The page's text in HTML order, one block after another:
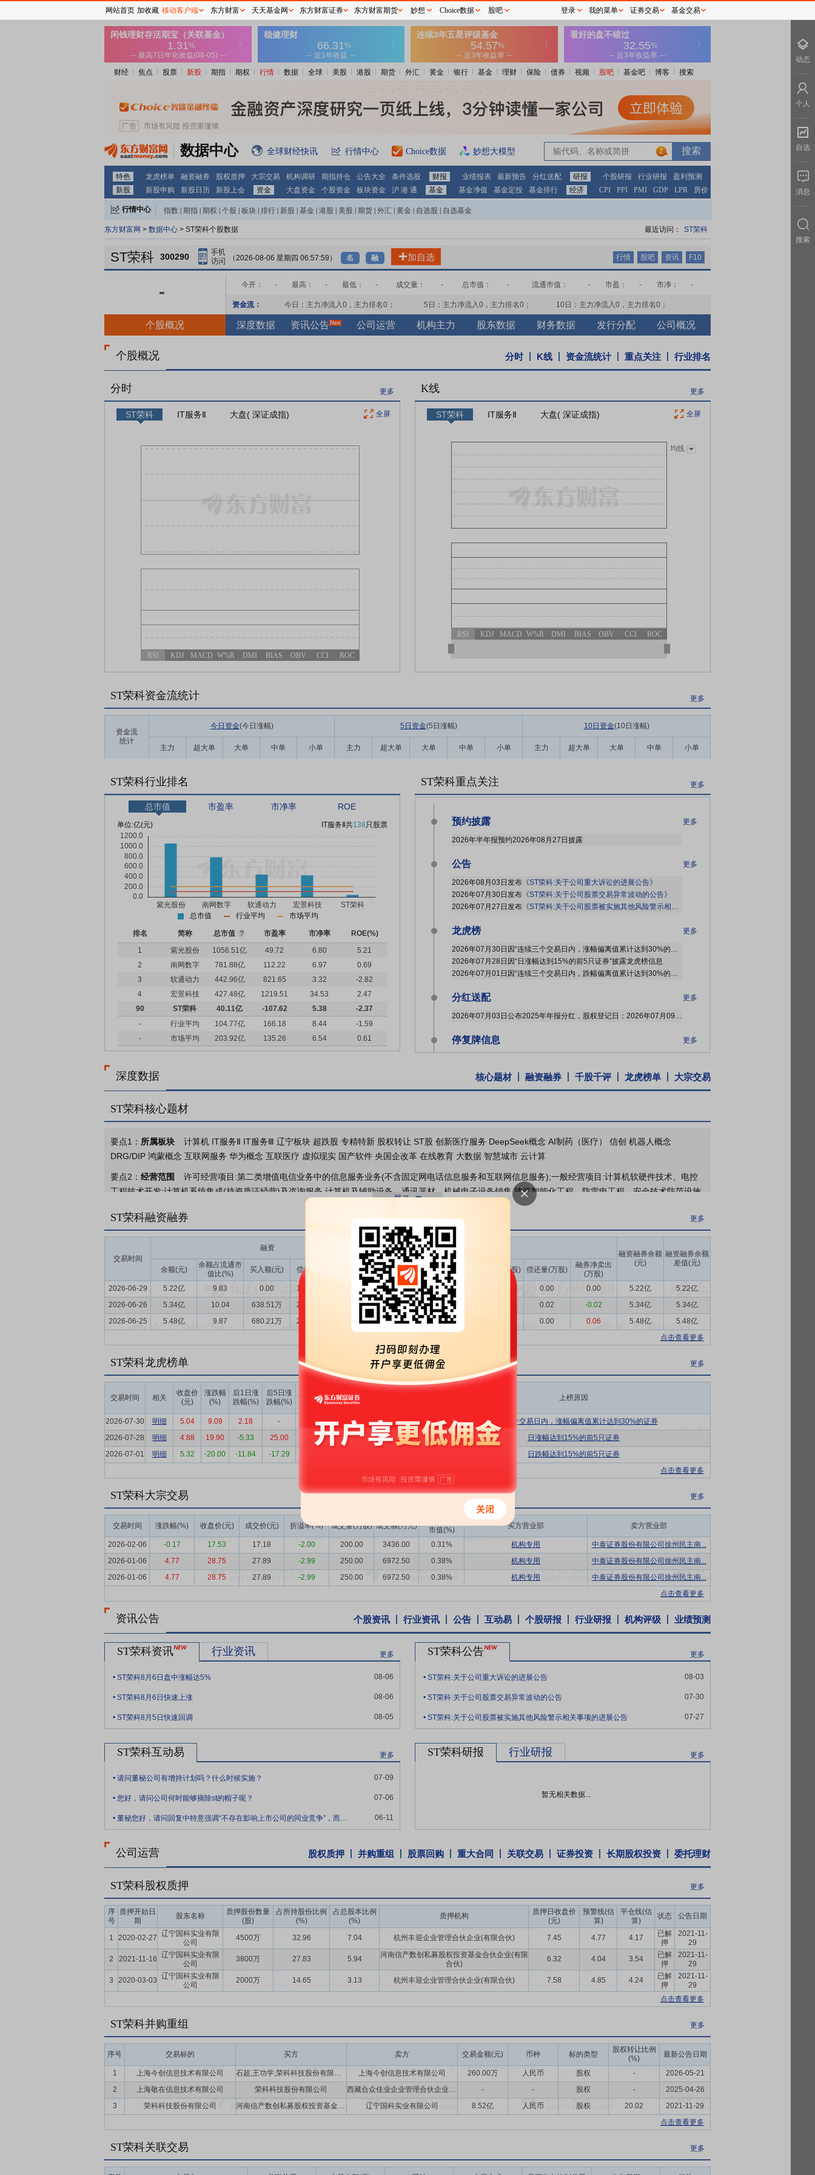
财经 焦点 股票 新股 期指 期权 行情 数据 全球 美股 港股 期货 外汇 黄金 银行 基金 理财 保险 债券 视频 股吧 基金吧 博客 搜索
数据中心 全球财经快讯 行情中心 Choice数据 妙想大模型 2
2
特色 龙虎榜单 融资融券 股权质押 大宗交易 机构调研 期指持仓 公告大全 条件选股 财报 业绩报表 最新预告 分红送配 研报 个股研报 行业研报
盈利预测
新股
新股申购 新股日历 新股上会 资金 大盘资金 个股资金 板块资金 沪 港 通 基金 基金净值 基金定投 基金排行 经济 CPI PPI PMI GDP LPR 房价
行情中心 指数 期指 期权 个股 板块 排行 新股 基金 港股 美股 期货 外汇 黄金 自选股 自选基金
东方财富网 > 数据中心 > ST荣科个股数据 最近访问： ST荣科
ST荣科 300290 （2026-08-06 星期四 06:57:59） 名 融 加自选 行情 股吧 资讯 F10
- 今开： - 最高： - 最低： - 成交量： - 总市值： - 流通市值： - 市盈： - 市净： -
资金流： 今日：主力净流入0 ，主力排名0 ； 5日：主力净流入0 ，主力排名0 ； 10日：主力净流入0 ，主力排名0 ；
个股概况 深度数据 资讯公告 公司运营 机构主力 股东数据 财务数据 发行分配 公司概况
个股概况 分时 K线 资金流统计 重点关注 行业排名
分时 更多
ST荣科 IT服务Ⅱ 大盘( 深证成指) 全屏
RSI KDJ MACD W%R DMI BIAS OBV CCI ROC
K线 更多
ST荣科 IT服务Ⅱ 大盘( 深证成指) 全屏
均线
RSI KDJ MACD W%R DMI BIAS OBV CCI ROC
ST荣科资金流统计 更多
资金流
统计
今日资金(今日涨幅) 5日资金(5日涨幅) 10日资金(10日涨幅)
主力 超大单 大单 中单 小单 主力 超大单 大单 中单 小单 主力 超大单 大单 中单 小单
ST荣科行业排名
总市值 市盈率 市净率 ROE
单位:亿(元) IT服务Ⅱ 共138只股票
总市值 行业平均 市场平均
排名 简称 总市值 ? 市盈率 市净率
ROE(%)
1
紫光股份 1056.51亿 49.72 6.80
5.21
2
南网数字 781.88亿 112.22 6.97
0.69
3
软通动力 442.96亿 821.65 3.32
-2.82
4
宏景科技 427.48亿 1219.51 34.53
2.47
90
ST荣科 40.11亿 -107.62 5.38
-2.37
-
行业平均 104.77亿 166.18 8.44
-1.59
-
市场平均 203.92亿 135.26 6.54 0.61
ST荣科重点关注 更多
预约披露 更多
2026年半年报预约2026年08月27日披露
公告 更多
2026年08月03日发布 《ST荣科:关于公司重大诉讼的进展公告》
2026年07月30日发布 《ST荣科:关于公司股票交易异常波动的公告》
2026年07月27日发布 《ST荣科:关于公司股票被实施其他风险警示相关事项的进展公告》
龙虎榜 更多
2026年07月30日因“连续三个交易日内，涨幅偏离值累计达到30%的证券”披露龙虎榜信息
2026年07月28日因“日涨幅达到15%的前5只证券”披露龙虎榜信息
2026年07月01日因“连续三个交易日内，跌幅偏离值累计达到30%的证券”等披露龙虎榜信息
分红送配 更多
2026年07月03日公布2025年年报分红，股权登记日：2026年07月09日；除权除息日：2026年07月10日；分配方案：10派0.15元(含税,扣税后0.135元)[正式]
停复牌信息 更多
股东大会 更多
深度数据 核心题材 融资融券 千股千评 龙虎榜单 大宗交易
ST荣科核心题材
要点1： 所属板块
计算机 IT服务Ⅱ IT服务Ⅲ 辽宁板块 超跌股 专精特新 股权转让 ST股 创新医疗服务 DeepSeek概念 AI制药（医疗） 信创 机器人概念
DRG/DIP 鸿蒙概念 互联网服务 华为概念 互联医疗 虚拟现实 国产软件 央国企改革 在线教育 大数据 智慧城市 云计算
要点2： 经营范围
许可经营项目:第二类增值电信业务中的信息服务业务(不含固定网电话信息服务和互联网信息服务);一般经营项目:计算机软硬件技术、电控
工程技术开发;计算机系统集成(持资质证经营)及咨询服务,计算机及辅助设备、通讯器材、机械电子设备销售,建筑智能化工程、防雷电工程、安全技术防范设施
工程、弱电工程设计、施工,计算机房装修及综合布线(上述项目持资质证经营),计算机系统维护,多媒体教学设备、特教仪器设备、教学器材、医疗器械销售;自营
和代理各类商品和技术的进出口,但国家限定公司经营或禁止进出口的商品和技术除外。(依法须经批准的项目,经相关部门批准后方可开展经营活动)。
公司聚焦急诊、重症、围术期等临床核心场景，深度融合5G、物联网、大数据与人工智能技术，持续推进智能化产品创新与落地。
2025年完成数据工程与知识工程双轮驱动技术体系的构建，临床信息系统数智化转型进入快车道。
智慧平台业务 公司承建卫健委及医保局区域级平台，平台整合了DRG/DIP医保运营监管、智能审核系统，保障医保资金高效利用。
要点5：智慧城市业务
公司践行“解决方案+平台+服务”核心模式，聚焦软件开发、云服务、系统集成三大业务方向，深度布局智慧民生与智慧能源赛道。智慧
民生领域聚焦智慧医保、数字人社两大核心板块，为人社快办、社保一卡通、医保长护险、医保飞检等场景提供智能化解决方案。2025年，公司将依托“AI+大
数据”技术底座构建智慧民生保障体系，并成功落地医保数智人、AI电子病历审核、智能客服、智能BI等创新应用。智慧能源板块聚焦电力行业数字化转型，为
电力企业提供数字电网全场景应用服务，已落地业扩全流程管控、政企互联场景接入、信通流程线上化及检修作业智能管控等系统建设。围绕“数据要素×人工智
能”技术方向，推动能源全链路监测与智能调控，助力电力客户全面提升供电服务能力与数字化水平。
要点6：医疗信息化行业
医疗信息化行业政策环境呈现出延续与深化并重、规范与前瞻统一的双重鲜明特征，此前出台的各项行业政策逐步进入落地实施关键
阶段，顶层设计持续加码发力，引领全行业向规范化、高质量发展方向稳步迈进。
建了“研发布局+技术积累+产品落地”的全链条对外技术竞争力体系。
要点8：全国化的市场布局与深度渗透
公司突破区域限制，构建“核心区域攻坚+全国网络拓展+高端市场卡位”的市场布局策略，对外市场拓展能力持续强化，
成为在行业内扩大市场份额的关键。
要点9：全国化的销服融合一体化能力 公司打造“销售+服务”一体化的对外服务能力，以标准化、数字化、全生命周期的服务体系形成客户黏性。
要点10： 开放共赢的产业生态协同能力
公司秉持开放合作理念，主动对接行业上下游、头部企业及股东方资源，构建对外产业生态协同体系，通过资源共享
与能力互补提升整体市场竞争力。
要点11：高端品牌与优质客户资源的壁垒能力
公司通过技术创新、优质服务、行业奖项积累形成了高端品牌形象，同时沉淀了一批优质的政企客户资源，品
牌与客户资源相互赋能，形成了难以复制的对外竞争壁垒。
要点12：拟逾3.4亿元收购今创信息100%股权
2018年5月4日公告,公司拟以发行股份及支付现金相结合的方式购买上海今创信息技术有限公司100%的股权,交
易价格暂定为3.4亿-3.5亿元。本次发行股份购买资产的发行价格为7.34元/股,按照交易价格的平均数3.45亿元测算,其中1.8亿元以股份方式支付,合计发行股份为
2,452.3156万股。同时,公司拟采用询价方式向不超过5名符合条件的特定对象非公开发行股份募集配套资金不超过18,000万元。今创信息主营业务为病案管理
信息系统和医疗大数据分析及应用的研发、销售、技术服务,是国内最早涉足医疗病案管理软件领域的专业厂商之一。
要点13：子公司神州视翰
2019年是神州视翰高速发展的一年,在巩固既有产品市场占有率的同时,积极开拓新产品,积极融合新技术。神州视翰一直秉承“以产品
为核心,以市场为先导”的经营理念,扎根医院信息化市场,逐步形成了以软硬件一体化、全业务医疗流程服务为代表的核心竞争力,已经成为医院信息化细分领域的
护理管理系统、血液净化全流程管理系统、基于人脸识别的门诊控费平台等产品已经接近或者完成开发,正在逐步进入市场形成销售。可以预期,新产品成为公司
未来增长的新引擎。随着信息安全问题日益突出,信息安全已上升至国家战略,自主可控,国产化替代已成为必然趋势。医疗信息已经被划为3级安全等级,因此,在医
下的升级改造立项,抓住未来医院信息化实现安可环境改造的巨大商机。神州视翰已经为国内2000家医院提供信息化产品及服务,产品涵盖医院的智慧门诊,数字
与国内主流芯片公司合作,如海思、瑞芯微、晶晨、全志、Mstar等,在源头上确保核心自主可控;在硬件方案设计上,与旷视、图灵、科大讯飞、朗国、芯智、小先
系;在系统集成方面,与太极、同方、紫光、江森、京东方、创智等企业紧密合作,共同实现商业价值。
要点14：子公司 米健
报告期内,米健按照既定规划,抓住我国医疗信息化,特别是急危重症信息化发展的大好机遇,加大力量,快速发展。在急诊信息化及急救管理
领域,米健利用多年积累的优势,抓住急诊急救大项目建设市场热点,拓展优质渠道,促进销售,提高市场占有率。进一步完善急救管理信息化解决方案,建立了多家样
板医院,初步形成快速交付能力;通过战略合作,进一步加强了渠道建设。与业界专家合作,初步形成数个协同救治服务模式的创新,并取得积极进展。在手术麻醉临
床信息化领域,米健一方面加强产品的精细化管理功能,深度满足客户业务需求,将手术室管理、医生行为管理、数字化手术室进行整合,形成完整的手术室整体解
决方案;另一方面,新开发的日间手术管理系统,将成为新的销售亮点,旨在快速占领国内日间手术市场,提高市场占有率。同时,米健借助过硬的软件质量和良好的售
用全新的技术架构,在有效提升技术研发及项目交付速度的同时,不断提高产品化程度,优化用户体验,从而进一步提升产品市场竞争力。在市场拓展方面,加大市场
宣传力度,加强销售力量,与广泛的渠道建立合作。同时,通过提高产品化程度、加强实施项目管理,积极提高交付能力,达到高效服务客户的目的。
ST荣科融资融券 更多
交易时间
融资
融资融券余额
(元)
融资融券余额
差值(元)
余额(元)
余额占流通市
值比(%)
买入额(元) 偿还额(元) 净买入(元) 余额(元) 余量(万股) 卖出量(万股) 偿还量(万股)
融券净卖出
(万股)
2026-06-29
5.22亿 9.83 0.00 1143.89万 -1143.89万 8.10万 0.98 0.00 0.00 5.22亿
5.22亿
2026-06-26
5.34亿 10.04 638.51万 2056.46万 -1417.95万 8.10万 0.98 0.02 -0.02 5.34亿
5.34亿
2026-06-25
5.48亿 9.87 680.21万 2164.47万 -1484.26万 8.64万 1.00 0.00 0.06 5.48亿
5.48亿
点击查看更多
ST荣科龙虎榜单 更多
交易时间 相关
收盘价
(元)
涨跌幅
(%)
后1日涨
跌幅(%)
后5日涨
跌幅(%)
后10日涨
跌幅(%)
上榜营业
部买入合
计(万)
上榜营业
上榜营业
上榜原因
2026-07-30 明细 5.04 9.09 2.18 - 6469.86 6584.18 -114.31
连续三个交易日内，涨幅偏离值累计达到30%的证券
2026-07-28
明细 4.88 19.90 -5.33 25.00 2636.97 2187.18 449.79
日涨幅达到15%的前5只证券
2026-07-01
明细 5.32 -20.00 -11.84 -17.29
日跌幅达到15%的前5只证券
点击查看更多
ST荣科大宗交易 更多
交易时间 涨跌幅(%) 收盘价(元) 成交价(元) 折溢率(%) 成交量(万股) 成交额(万元)
市值(%)
买方营业部 卖方营业部
2026-02-06 -0.17 17.53 17.18 -2.00 200.00 3436.00 0.31% 机构专用
中泰证券股份有限公司徐州民主南...
2026-01-06
4.77 28.75 27.89 -2.99 250.00 6972.50 0.38% 机构专用
中泰证券股份有限公司徐州民主南...
2026-01-06
4.77 28.75 27.89 -2.99 250.00 6972.50 0.38% 机构专用
中泰证券股份有限公司徐州民主南...
点击查看更多
资讯公告 个股资讯 行业资讯 公告 互动易 个股研报 行业研报 机构评级 业绩预测
ST荣科资讯 行业资讯 更多
. ST荣科8月6日盘中涨幅达5% 08-06
. ST荣科8月6日快速上涨 08-06
. ST荣科8月5日快速回调 08-05
ST荣科公告 更多
. ST荣科:关于公司重大诉讼的进展公告 08-03
. ST荣科:关于公司股票交易异常波动的公告 07-30
. ST荣科:关于公司股票被实施其他风险警示相关事项的进展公告 07-27
ST荣科互动易 更多
. 请问董秘公司有增持计划吗？什么时候实施？ 07-09
. 您好，请问公司何时能够摘除st的帽子呢？ 07-06
. 董秘您好，请问回复中特意强调“不存在影响上市公司的同业竞争”，而非简单的“不存在 06-11
ST荣科研报 行业研报 更多
暂无相关数据...
公司运营 股权质押 并购重组 股票回购 重大合同 关联交易 证券投资 长期股权投资 委托理财
ST荣科股权质押 更多
序
号
质押开始日
期
股东名称
质押股份数量
(股)
占所持股份比例
(%)
占总股本比例
(%)
质押机构
质押日收盘价
(元)
预警线(估
算)
平仓线(估
算)
状态 公告日期
1 2020-02-27 辽宁国科实业有限
公司
4500万 32.96 7.04 杭州丰迎企业管理合伙企业(有限合伙) 7.45 4.77 4.17
已解
押
2021-11-
29
2
2021-11-16 辽宁国科实业有限
公司
3800万 27.83 5.94
河南信产数创私募股权投资基金合伙企业(有限
合伙)
6.32 4.04 3.54
已解
押
2021-11-
29
3
2020-03-03 辽宁国科实业有限
公司
2000万 14.65 3.13 杭州丰迎企业管理合伙企业(有限合伙) 7.58 4.85 4.24
已解
押
2021-11-
29
点击查看更多
ST荣科并购重组 更多
序号 交易标的 买方 卖方 交易金额(元) 币种 标的类型
股权转让比例
(%)
最新公告日期
1 上海今创信息技术有限公司 石超,王功学,荣科科技股份有限公司,徐州瀚举创业投资合伙企业(有限合伙) 上海今创信息技术有限公司 260.00万 人民币 股权 -
2026-05-21
2
上海敬在信息技术有限公司 荣科科技股份有限公司 西藏合众佳业企业管理合伙企业(有限合伙),上海敬在纤凝企业管理服务合伙企业(有限合伙),杨佳木,上海秀而繁阴科技有限公司,上海敬一兆业信息技术合伙企业(有限合伙) - - 股权 -
2025-04-26
3
荣科科技股份有限公司 河南信产数创私募股权投资基金合伙企业(有限合伙) 辽宁国科实业有限公司 8.52亿 人民币 股权 20.02
2021-11-29
点击查看更多
ST荣科关联交易 更多
网站首页 加收藏 移动客户端 东方财富 天天基金网 东方财富证券 东方财富期货 妙想 Choice数据 股吧 登录 我的菜单 证券交易 基金交易
动态
个人
自选
消息
搜索